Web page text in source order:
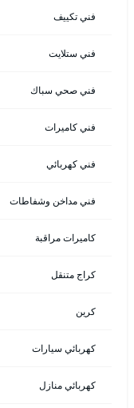
فني تكييف
فني ستلايت
فني صحي سباك
فني كاميرات
فني كهربائي
فني مداخن وشفاطات
كاميرات مراقبة
كراج متنقل
كرين
كهربائي سيارات
كهربائي منازل